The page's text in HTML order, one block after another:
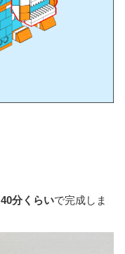
40分くらいで完成しま